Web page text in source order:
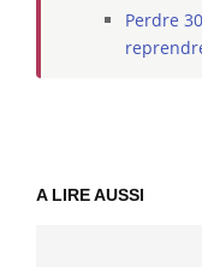
Perdre
A LIRE AUSSI